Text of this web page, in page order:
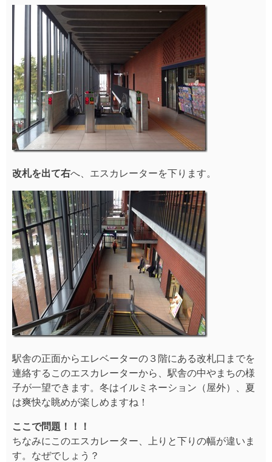
改札を出て右へ、エスカレーターを下ります。
駅舎の正面からエレベーターの３階にある改札口までを
連絡するこのエスカレーターから、駅舎の中やまちの様
子が一望できます。冬はイルミネーション（屋外）、夏
は爽快な眺めが楽しめますね！
ここで問題！！！
ちなみにこのエスカレーター、上りと下りの幅が違いま
す。なぜでしょう？